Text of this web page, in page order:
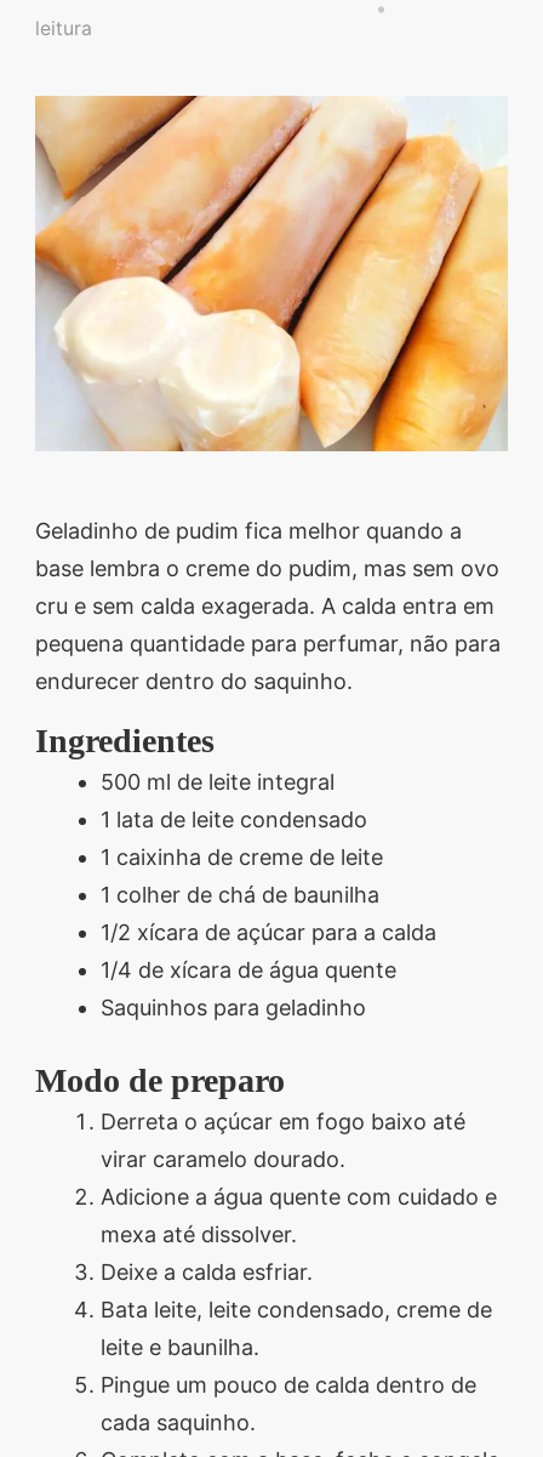
Descubra sobremesas
além de dicas exclusivas
que vão facilitar sua
vida na cozinha. 🍰🥗
Quer aprender a fazer
um almoço delicioso,
um jantar especial ou
sobremesas de dar água
na boca? Nós temos
tudo o que você
culinárias incríveis,
segredos valiosos e
receitas rápidas e fáceis
que vão impressionar
todos ao seu redor.
agora mesmo!
leitura
Geladinho de pudim fica melhor quando a
base lembra o creme do pudim, mas sem ovo
cru e sem calda exagerada. A calda entra em
pequena quantidade para perfumar, não para
endurecer dentro do saquinho.
Ingredientes
500 ml de leite integral
1 lata de leite condensado
1 caixinha de creme de leite
1 colher de chá de baunilha
1/2 xícara de açúcar para a calda
1/4 de xícara de água quente
Saquinhos para geladinho
Modo de preparo
Derreta o açúcar em fogo baixo até
virar caramelo dourado.
Adicione a água quente com cuidado e
mexa até dissolver.
Deixe a calda esfriar.
Bata leite, leite condensado, creme de
leite e baunilha.
Pingue um pouco de calda dentro de
cada saquinho.